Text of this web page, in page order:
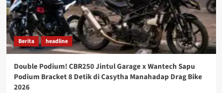
Berita headline
Double Podium! CBR250 Jintul Garage x Wantech Sapu
Podium Bracket 8 Detik di Casytha Manahadap Drag Bike
2026